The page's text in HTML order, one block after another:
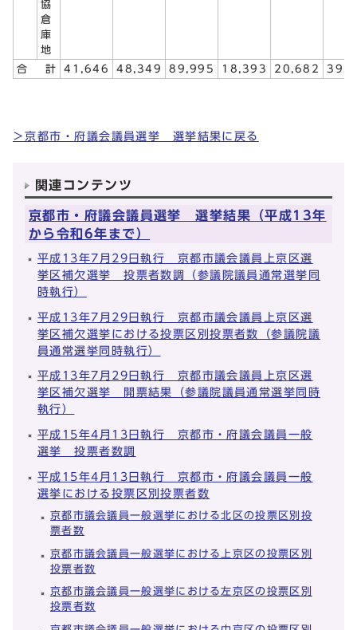
協
倉
庫
地
合 計
41,646 48,349 89,995 18,393 20,682
＞京都市・府議会議員選挙 選挙結果に戻る
関連コンテンツ
京都市・府議会議員選挙 選挙結果（平成13年
から令和6年まで）
平成13年7月29日執行 京都市議会議員上京区選
挙区補欠選挙 投票者数調（参議院議員通常選挙同
時執行）
平成13年7月29日執行 京都市議会議員上京区選
挙区補欠選挙における投票区別投票者数（参議院議
員通常選挙同時執行）
平成13年7月29日執行 京都市議会議員上京区選
挙区補欠選挙 開票結果（参議院議員通常選挙同時
執行）
平成15年4月13日執行 京都市・府議会議員一般
選挙 投票者数調
平成15年4月13日執行 京都市・府議会議員一般
選挙における投票区別投票者数
京都市議会議員一般選挙における北区の投票区別投
票者数
京都市議会議員一般選挙における上京区の投票区別
投票者数
京都市議会議員一般選挙における左京区の投票区別
投票者数